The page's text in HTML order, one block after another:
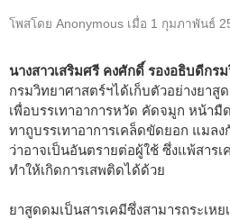
โพสโดย Anonymous เมื่อ 1 กุมภาพันธ์
นางสาวเสริมศรี คงศักดิ์ รองอธิบดีกร
กรมวิทยาศาสตร์ฯได้เก็บตัวอย่างยา
เพื่อบรรเทาอาการหวัด คัดจมูก หน้ามื
ทาถูบรรเทาอาการเคล็ดขัดยอก แมล
ว่าอาจเป็นอันตรายต่อผู้ใช้ ซึ่งแพ้สาร
ทำให้เกิดการเสพติดได้ด้วย
ยาสูดดมเป็นสารเคมีซึ่งสามารถระเห